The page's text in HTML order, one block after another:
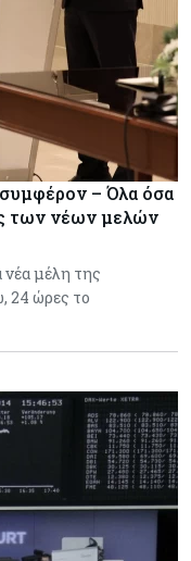
– Όλα όσα
των νέων μελών
νέα μέλη της
24 ώρες το